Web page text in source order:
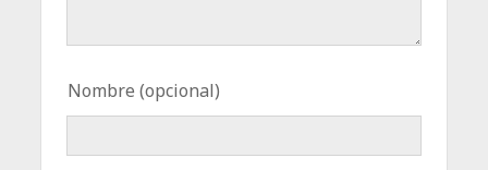
Nombre (opcional)